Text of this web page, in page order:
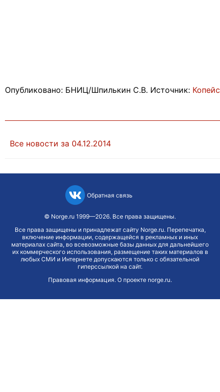
Опубликовано: БНИЦ/Шпилькин С.В. Источник:
Все новости за 04.12.2014
Обратная связь
© Norge.ru 1999—2026. Все права защищены.
Все права защищены и принадлежат сайту Norge.ru. Перепечатка,
включение информации, содержащейся в рекламных и иных
материалах сайта, во всевозможные базы данных для дальнейшего
их коммерческого использования, размещение таких материалов в
любых СМИ и Интернете допускаются только с обязательной
гиперссылкой на сайт.
Правовая информация. О проекте norge.ru.